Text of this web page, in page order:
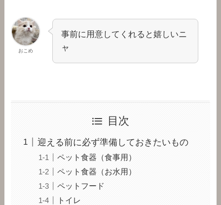
おこめ
事前に用意してくれると嬉しいニ
ャ
目次
迎える前に必ず準備しておきたいもの
ペット食器（食事用）
ペット食器（お水用）
ペットフード
トイレ